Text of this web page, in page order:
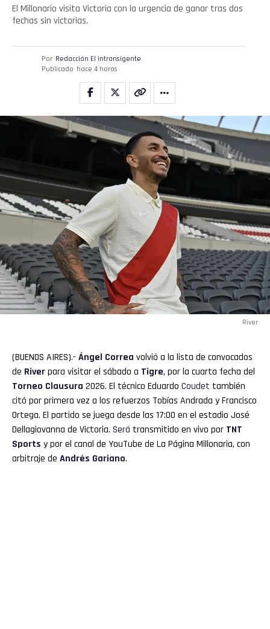
El Millonario visita Victoria con la urgencia de ganar tras dos
fechas sin victorias.
Por Redacción El intransigente
Publicado hace 4 horas
River
(BUENOS AIRES).-Ángel Correa volvió a la lista de convocados
de Riverpara visitar el sábado a Tigre, por la cuarta fecha del
Torneo Clausura 2026. El técnico Eduardo Coudet también
citó por primera vez a los refuerzos Tobías Andrada y Francisco
Ortega. El partido se juega desde las 17:00 en el estadio José
Dellagiovanna de Victoria. Será transmitido en vivo por TNT
Sports y por el canal de YouTube de La Página Millonaria, con
arbitraje de Andrés Gariano.